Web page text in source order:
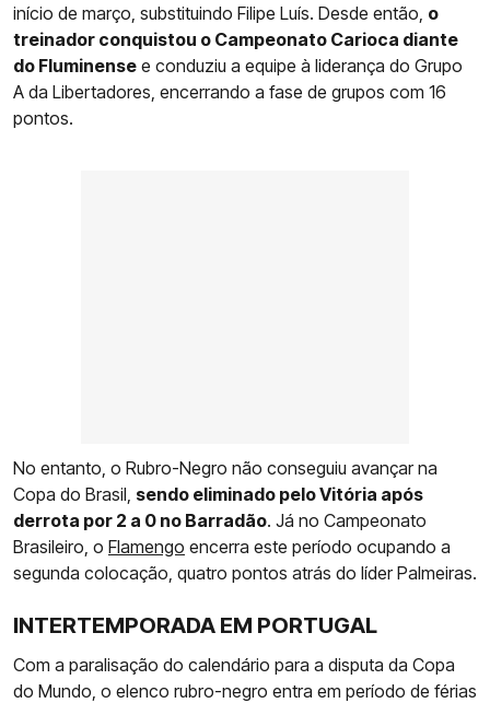
início de março, substituindo Filipe Luís. Desde então, o
treinador conquistou o Campeonato Carioca diante
do Fluminense e conduziu a equipe à liderança do Grupo
A da Libertadores, encerrando a fase de grupos com 16
pontos.
No entanto, o Rubro-Negro não conseguiu avançar na
Copa do Brasil, sendo eliminado pelo Vitória após
derrota por 2 a 0 no Barradão. Já no Campeonato
Brasileiro, o Flamengo encerra este período ocupando a
segunda colocação, quatro pontos atrás do líder Palmeiras.
INTERTEMPORADA EM PORTUGAL
Com a paralisação do calendário para a disputa da Copa
do Mundo, o elenco rubro-negro entra em período de férias